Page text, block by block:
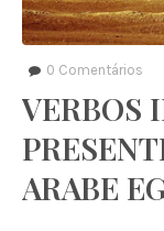
0 Comentários
VERBOS
ARABE